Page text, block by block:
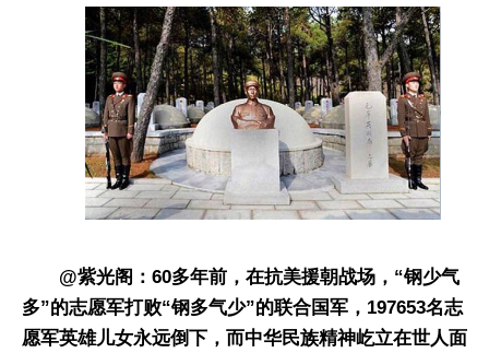
@紫光阁：60多年前，在抗美援朝战场，“钢少气
多”的志愿军打败“钢多气少”的联合国军，197653名志
愿军英雄儿女永远倒下，而中华民族精神屹立在世人面